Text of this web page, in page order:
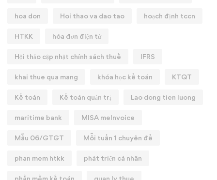
hoa don Hoi thao va dao tao hoạch định tccn
HTKK hóa đơn điện tử
Hội thảo cập nhật chính sách thuế IFRS
khai thue qua mang khóa học kế toán KTQT
Kế toán Kế toán quản trị Lao dong tien luong
maritime bank MISA meInvoice
Mẫu 06/GTGT Mỗi tuần 1 chuyên đề
phan mem htkk phát triển cá nhân
phần mềm kế toán quan ly thue